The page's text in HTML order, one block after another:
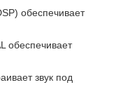
обеспечивает
обеспечивает
звук под